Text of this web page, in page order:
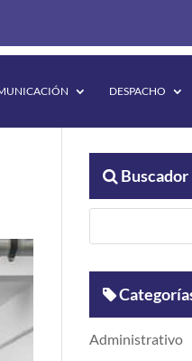
DESPACHO
Buscador
Administrativo